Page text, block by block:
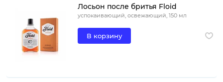
Лосьон после бритья Floid
успокаивающий, освежающий, 150 мл
В корзину